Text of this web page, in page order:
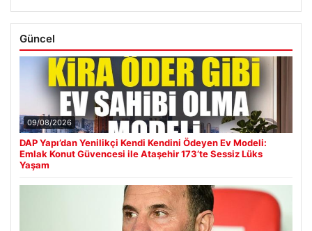
Güncel
09/08/2026
DAP Yapı’dan Yenilikçi Kendi Kendini Ödeyen Ev Modeli:
Emlak Konut Güvencesi ile Ataşehir 173’te Sessiz Lüks
Yaşam